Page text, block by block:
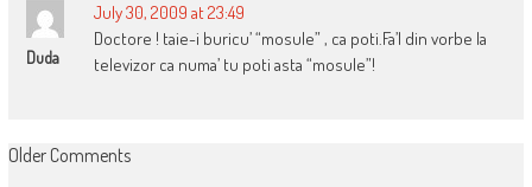
Duda
July 30, 2009 at 23:49
Doctore ! taie-i buricu’ “mosule” , ca poti.Fa’l din vorbe la
televizor ca numa’ tu poti asta “mosule”!
COMMENT
Older Comments